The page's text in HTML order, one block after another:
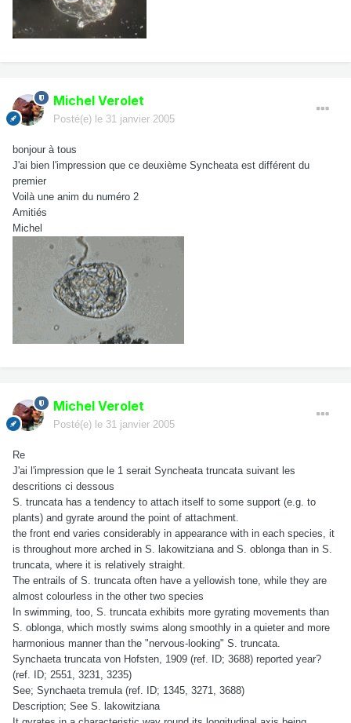
Michel Verolet
Posté(e) le 31 janvier 2005
bonjour à tous
J'ai bien l'impression que ce deuxième Syncheata est différent du
premier
Voilà une anim du numéro 2
Amitiés
Michel
Michel Verolet
Posté(e) le 31 janvier 2005
Re
J'ai l'impression que le 1 serait Syncheata truncata suivant les
descritions ci dessous
S. truncata has a tendency to attach itself to some support (e.g. to
plants) and gyrate around the point of attachment.
the front end varies considerably in appearance with in each species, it
is throughout more arched in S. lakowitziana and S. oblonga than in S.
truncata, where it is relatively straight.
The entrails of S. truncata often have a yellowish tone, while they are
almost colourless in the other two species
In swimming, too, S. truncata exhibits more gyrating movements than
S. oblonga, which mostly swims along smoothly in a quieter and more
harmonious manner than the "nervous-looking" S. truncata.
Synchaeta truncata von Hofsten, 1909 (ref. ID; 3688) reported year?
(ref. ID; 2551, 3231, 3235)
See; Synchaeta tremula (ref. ID; 1345, 3271, 3688)
Description; See S. lakowitziana